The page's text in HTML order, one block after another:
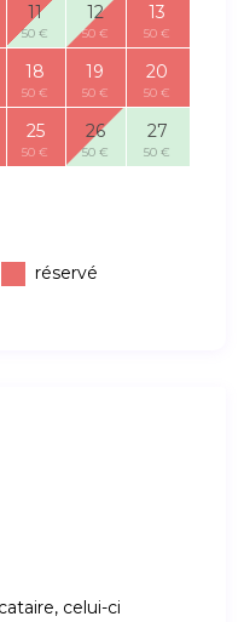
11
50 €
12
50 €
13
50 €
18
50 €
19
50 €
20
50 €
25
50 €
26
50 €
27
50 €
réservé
celui-ci